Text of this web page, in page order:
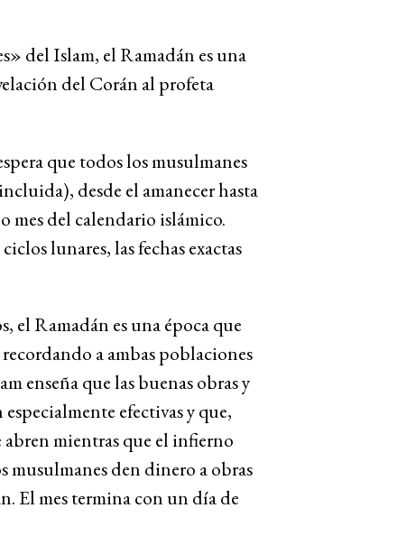
del Islam, el Ramadán es una
del Corán al profeta
que todos los musulmanes
desde el amanecer hasta
mes del calendario islámico.
lunares, las fechas exactas
Ramadán es una época que
a ambas poblaciones
enseña que las buenas obras y
efectivas y que,
abren mientras que el infierno
musulmanes den dinero a obras
El mes termina con un día de